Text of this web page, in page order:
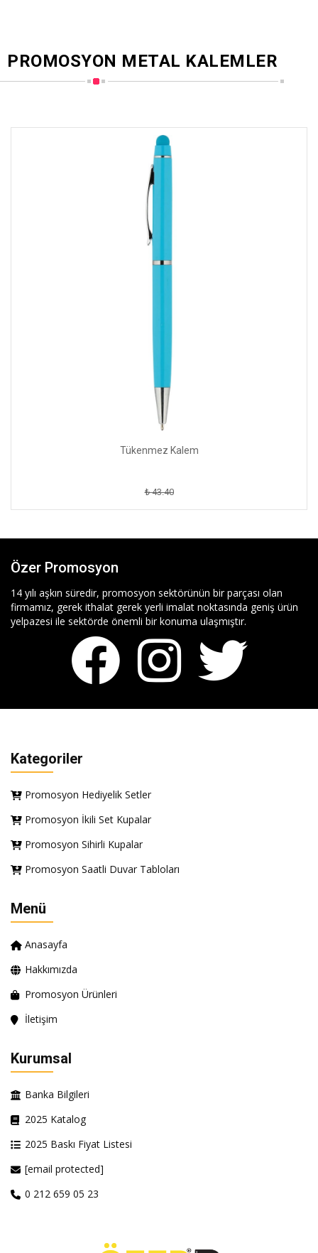
PROMOSYON METAL KALEMLER
Tükenmez Kalem
₺ 43.40
Özer Promosyon
14 yılı aşkın süredir, promosyon sektörünün bir parçası olan
firmamız, gerek ithalat gerek yerli imalat noktasında geniş ürün
yelpazesi ile sektörde önemli bir konuma ulaşmıştır.
Kategoriler
Promosyon Hediyelik Setler
Promosyon İkili Set Kupalar
Promosyon Sihirli Kupalar
Promosyon Saatli Duvar Tabloları
Menü
Anasayfa
Hakkımızda
Promosyon Ürünleri
İletişim
Kurumsal
Banka Bilgileri
2025 Katalog
2025 Baskı Fiyat Listesi
[email protected]
0 212 659 05 23